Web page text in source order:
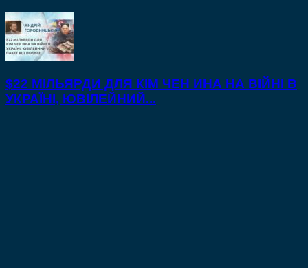
$22 МІЛЬЯРДИ ДЛЯ КІМ ЧЕН ИНА НА ВІЙНІ В
УКРАЇНІ, ЮВІЛЕЙНИЙ...